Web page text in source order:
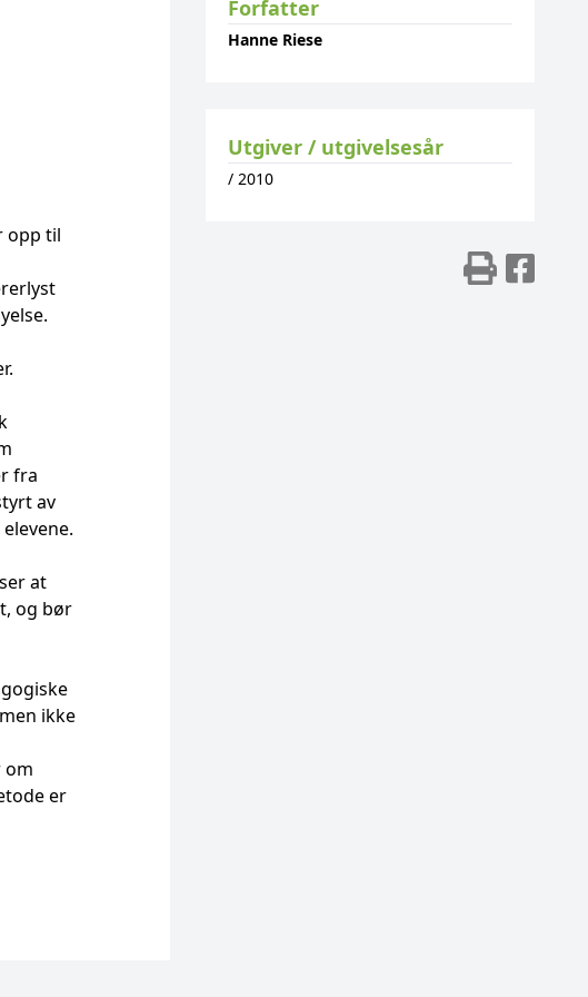
opp til
fra
av
at
og bør
ikke
om
er
Forfatter
Hanne Riese
Utgiver / utgivelsesår
/ 2010